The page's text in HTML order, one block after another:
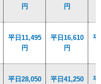
円
円
平日11,495
円
平日16,610
円
平
平日28,050
平日41,250
平
円
円
平日11,495
円
平日16,610
円
平
平日28,050
平日41,250
平